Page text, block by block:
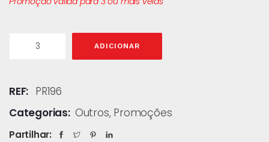
ADICIONAR
REF: PR196
Categorias: Outros, Promoções
Partilhar: